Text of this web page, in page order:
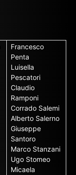
Francesco
Penta
Luisella
Pescatori
Claudio
Ramponi
Corrado Salemi
Alberto Salerno
Giuseppe
Santoro
Marco Stanzani
Ugo Stomeo
Micaela